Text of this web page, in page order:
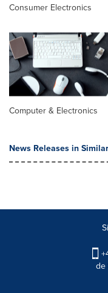
Consumer Electronics
Computer & Electronics
News Releases in
de